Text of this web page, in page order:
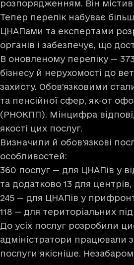
розпорядженням. Він
Тепер перелік набуває
ЦНАПами та експертами
органів і забезпечує, що
В оновленому переліку — 373
бізнесу й нерухомості до
захисту. Обов’язковими
та пенсійної сфер, як-от
(РНОКПП). Мінцифра
якості цих послуг.
Визначили й обовʼязкові
особливостей:
360 послуг — для ЦНАПів у
та додатково 13 для
245 — для ЦНАПів у
118 — для територіальних
До усіх послуг розробили
адміністратори працювали
послуги якісніше. Незабаром